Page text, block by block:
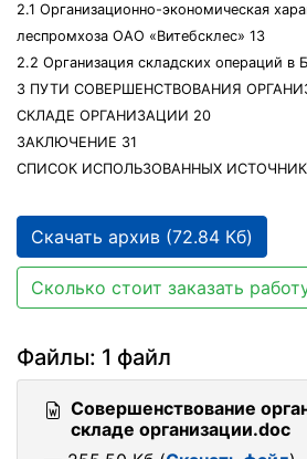
2.1 Организационно-экономическая
леспромхоза ОАО «Витебсклес» 13
2.2 Организация складских операций в
3 ПУТИ СОВЕРШЕНСТВОВАНИЯ
СКЛАДЕ ОРГАНИЗАЦИИ 20
ЗАКЛЮЧЕНИЕ 31
СПИСОК ИСПОЛЬЗОВАННЫХ
Скачать архив (72.84 Кб)
Сколько стоит заказать
Файлы: 1 файл
Совершенствование
складе организации.doc